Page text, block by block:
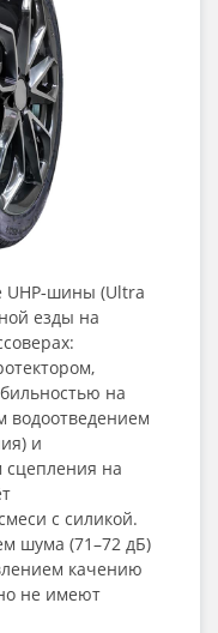
UHP‑шины (Ultra
езды на
на
водоотведением
и
на
с силикой.
шума (71–72 дБ)
качению
не имеют